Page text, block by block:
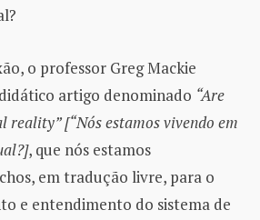
o professor Greg Mackie
artigo denominado “Are
[“Nós estamos vivendo em
, que nós estamos
em tradução livre, para o
e entendimento do sistema de